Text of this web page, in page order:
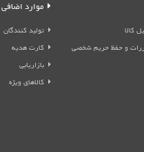
کالا
و حفظ حریم شخصی
موارد اضافی
تولید کنندگان
کارت هدیه
بازاریابی
کالاهای ویژه